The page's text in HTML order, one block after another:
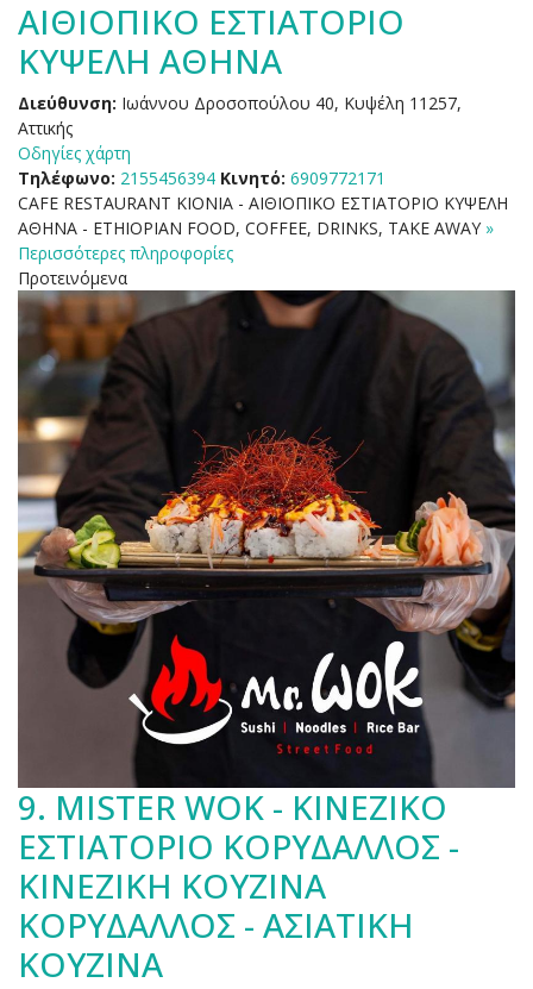
ΑΙΘΙΟΠΙΚΟ ΕΣΤΙΑΤΟΡΙΟ
ΚΥΨΕΛΗ ΑΘΗΝΑ
Διεύθυνση: Ιωάννου Δροσοπούλου 40, Κυψέλη 11257,
Αττικής
Οδηγίες χάρτη
Τηλέφωνο: 2155456394 Κινητό: 6909772171
CAFE RESTAURANT KIONIA - ΑΙΘΙΟΠΙΚΟ ΕΣΤΙΑΤΟΡΙΟ ΚΥΨΕΛΗ
ΑΘΗΝΑ - ETHIOPIAN FOOD, COFFEΕ, DRINKS, TAKE AWAY »
Περισσότερες πληροφορίες
Προτεινόμενα
9. MISTER WOK - ΚΙΝΕΖΙΚΟ
ΕΣΤΙΑΤΟΡΙΟ ΚΟΡΥΔΑΛΛΟΣ -
ΚΙΝΕΖΙΚΗ ΚΟΥΖΙΝΑ
ΚΟΡΥΔΑΛΛΟΣ - ΑΣΙΑΤΙΚΗ
ΚΟΥΖΙΝΑ